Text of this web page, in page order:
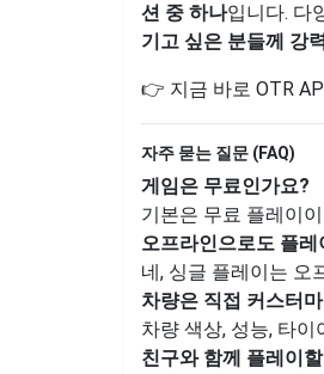
션 중 하나입니다. 다
기고 싶은 분들께 강
👉 지금 바로 OTR
자주 묻는 질문 (FAQ)
게임은 무료인가요?
기본은 무료 플레이
오프라인으로도 플
네, 싱글 플레이는 오
차량은 직접 커스터
차량 색상, 성능, 타
친구와 함께 플레이